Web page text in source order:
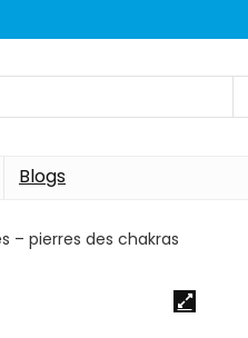
Blogs
– pierres des chakras